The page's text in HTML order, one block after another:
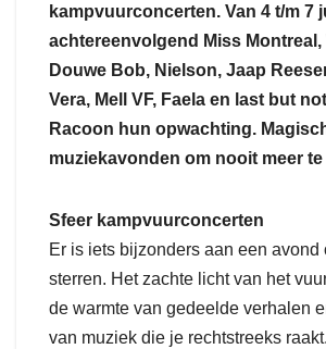
kampvuurconcerten. Van 4 t/m 7
achtereenvolgend Miss Montreal,
Douwe Bob, Nielson, Jaap
Vera, Mell VF, Faela en last but
Racoon hun opwachting.
muziekavonden om nooit meer
Sfeer kampvuurconcerten
Er is iets bijzonders aan een avond
sterren. Het zachte licht van het
de warmte van gedeelde verhalen
van muziek die je rechtstreeks raakt.